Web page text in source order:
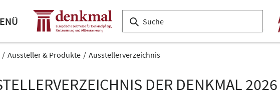
Aussteller & Produkte Ausstellerverzeichnis
DER DENKMAL 2026